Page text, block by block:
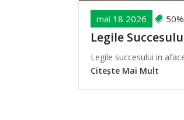
Legile
mai 18 2026
Legile succesului in
Citește Mai Mult